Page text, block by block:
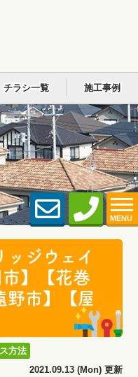
MENU
チラシ一覧 施工事例
ッジウェイ
】【花巻
野市】【屋
方法
2021.09.13 (Mon) 更新